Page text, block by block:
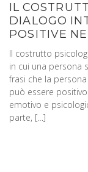
IL
DIALOGO
POSITIVE
Il costrutto
in cui una persona
frasi che la
può essere
emotivo e
parte, […]